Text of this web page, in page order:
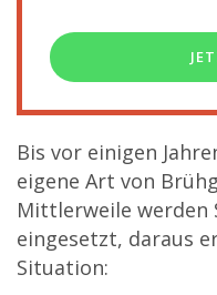
Bis vor einigen
eigene Art von
Mittlerweile werden
eingesetzt, daraus
Situation: